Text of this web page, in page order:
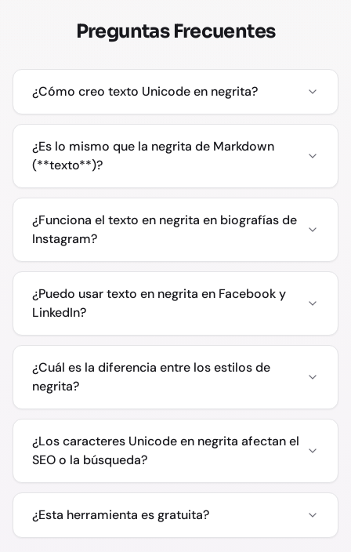
Preguntas Frecuentes
¿Cómo creo texto Unicode en negrita?
¿Es lo mismo que la negrita de Markdown
(**texto**)?
¿Funciona el texto en negrita en biografías de
Instagram?
¿Puedo usar texto en negrita en Facebook y
LinkedIn?
¿Cuál es la diferencia entre los estilos de
negrita?
¿Los caracteres Unicode en negrita afectan el
SEO o la búsqueda?
¿Esta herramienta es gratuita?